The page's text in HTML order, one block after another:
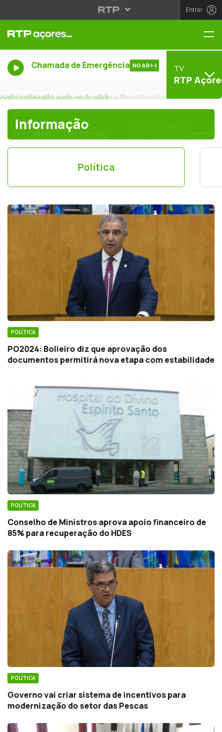
Entrar
Chamada de Emergência NO AR TV
RTP
Informação
Política
POLÍTICA
PO2024: Bolieiro diz que aprovação dos
documentos permitirá nova etapa com estabilidade
POLÍTICA
Conselho de Ministros aprova apoio financeiro de
85% para recuperação do HDES
POLÍTICA
Governo vai criar sistema de incentivos para
modernização do setor das Pescas